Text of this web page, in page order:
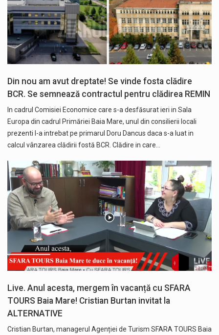
Din nou am avut dreptate! Se vinde fosta clădire
BCR. Se semnează contractul pentru clădirea REMIN
In cadrul Comisiei Economice care s-a desfăsurat ieri in Sala
Europa din cadrul Primăriei Baia Mare, unul din consilierii locali
prezenti l-a intrebat pe primarul Doru Dancus daca s-a luat in
calcul vânzarea clădirii fostă BCR. Clădire in care…
Live. Anul acesta, mergem în vacanță cu SFARA
TOURS Baia Mare! Cristian Burtan invitat la
ALTERNATIVE
Cristian Burtan, managerul Agenției de Turism SFARA TOURS Baia